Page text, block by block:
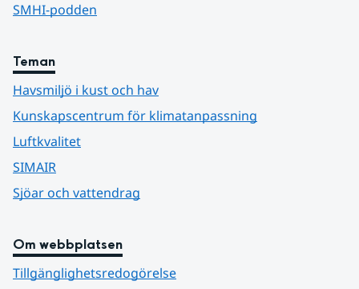
SMHI-podden
Teman
Havsmiljö i kust och hav
Kunskapscentrum för klimatanpassning
Luftkvalitet
SIMAIR
Sjöar och vattendrag
Om webbplatsen
Tillgänglighetsredogörelse